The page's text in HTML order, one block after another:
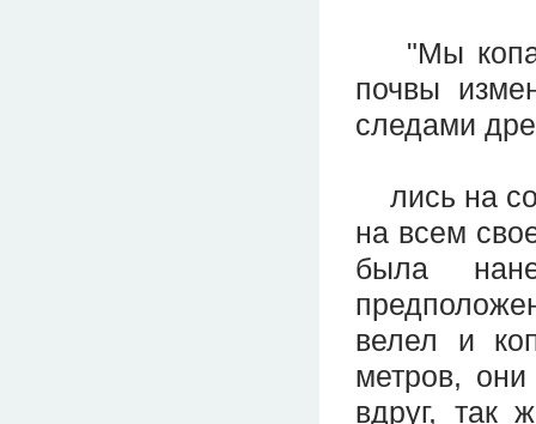
"Мы
почвы
следами
лись на
на всем
была
велел и
метров,
вдруг, так